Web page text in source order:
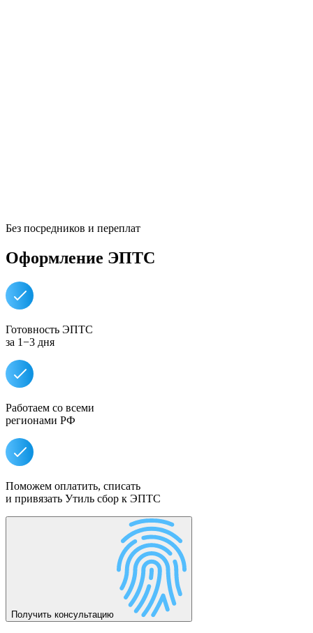
Без посредников и переплат
Оформление ЭПТС
Готовность ЭПТС
за 1−3 дня
Работаем со всеми
регионами РФ
Поможем оплатить, списать
и привязать Утиль сбор к ЭПТС
Получить консультацию